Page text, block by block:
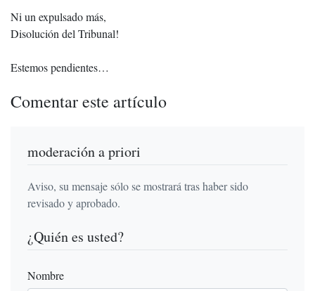
Ni un expulsado más,
Disolución del Tribunal!
Estemos pendientes…
Comentar este artículo
moderación a priori
Aviso, su mensaje sólo se mostrará tras haber sido
revisado y aprobado.
¿Quién es usted?
Nombre